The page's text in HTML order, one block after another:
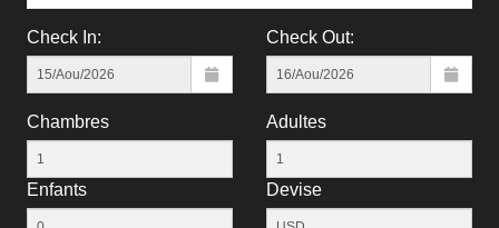
Check In: Check Out:
Chambres Adultes
Enfants Devise